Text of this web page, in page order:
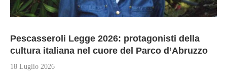
Pescasseroli Legge 2026: protagonisti della
cultura italiana nel cuore del Parco d’Abruzzo
18 Luglio 2026